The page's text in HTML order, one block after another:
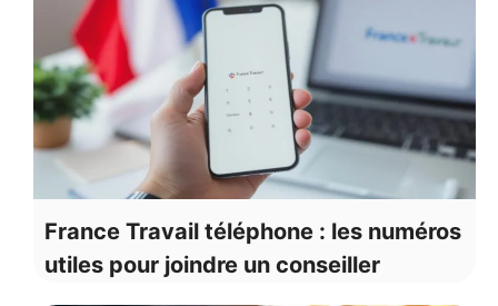
France Travail téléphone : les numéros
utiles pour joindre un conseiller